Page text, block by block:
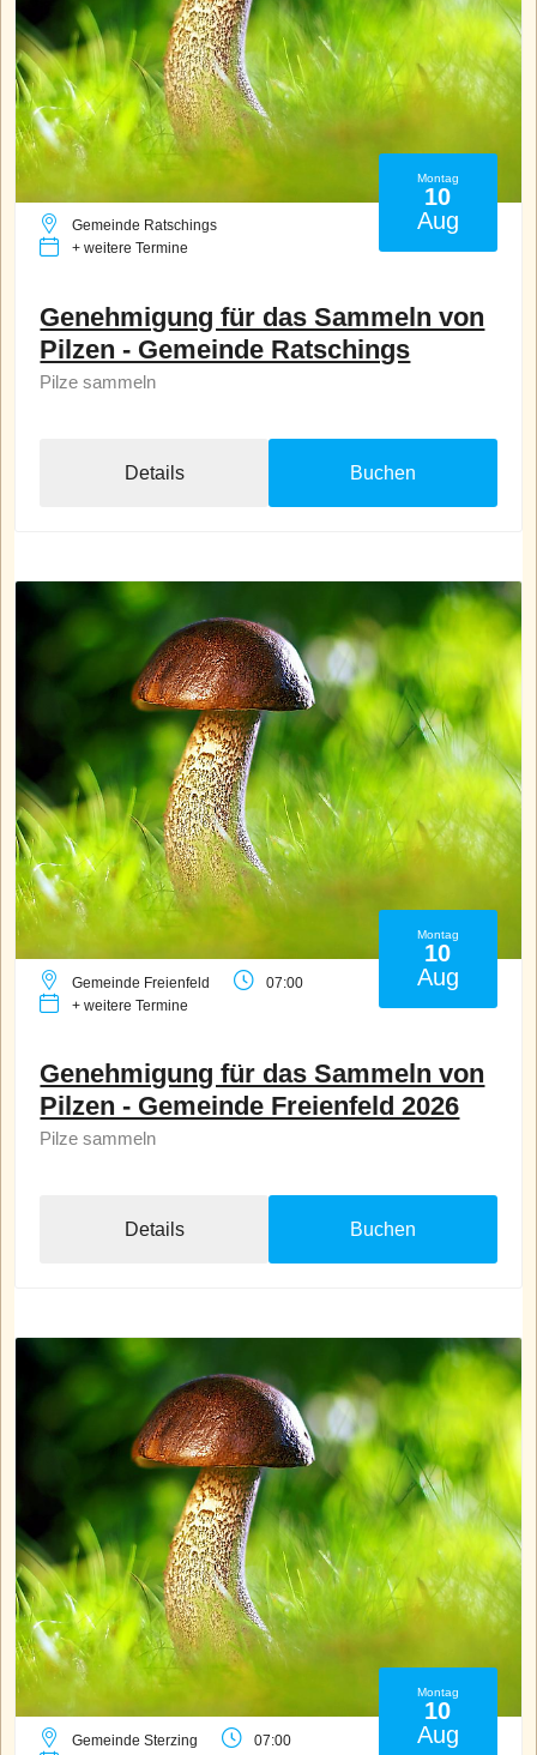
Montag
10
Aug
Gemeinde Ratschings
+ weitere Termine
Genehmigung für das Sammeln von
Pilzen - Gemeinde Ratschings
Pilze sammeln
Details Buchen
Montag
10
Aug
Gemeinde Freienfeld
07:00
+ weitere Termine
Genehmigung für das Sammeln von
Pilzen - Gemeinde Freienfeld 2026
Pilze sammeln
Details Buchen
Montag
10
Aug
Gemeinde Sterzing
07:00